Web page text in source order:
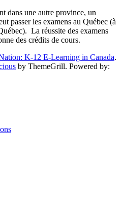
dans une autre province, un
passer les examens au Québec (à
La réussite des examens
des crédits de cours.
K-12 E-Learning in Canada.
by ThemeGrill. Powered by: